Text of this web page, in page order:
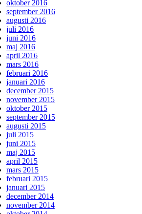
oktober 2016
september 2016
augusti 2016
juli 2016
juni 2016
maj 2016
april 2016
mars 2016
februari 2016
januari 2016
december 2015
november 2015
oktober 2015
september 2015
augusti 2015
juli 2015
juni 2015
maj 2015
april 2015
mars 2015
februari 2015
januari 2015
december 2014
november 2014